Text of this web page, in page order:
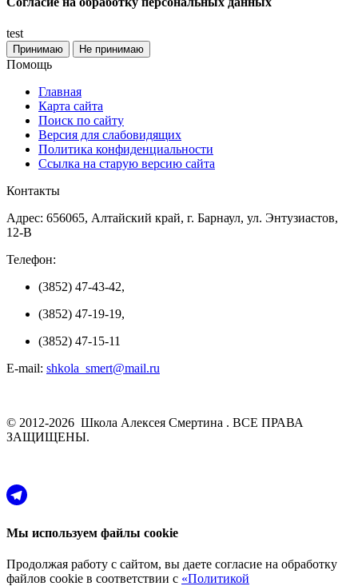
test
Принимаю Не принимаю
Помощь
Главная
Карта сайта
Поиск по сайту
Версия для слабовидящих
Политика конфиденциальности
Ссылка на старую версию сайта
Контакты
Адрес: 656065, Алтайский край, г. Барнаул, ул. Энтузиастов,
12-В
Телефон:
(3852) 47-43-42,
(3852) 47-19-19,
(3852) 47-15-11
E-mail: shkola_smert@mail.ru
© 2012-2026 Школа Алексея Смертина . ВСЕ ПРАВА
ЗАЩИЩЕНЫ.
Мы используем файлы cookie
Продолжая работу с сайтом, вы даете согласие на обработку
файлов cookie в соответствии с «Политикой